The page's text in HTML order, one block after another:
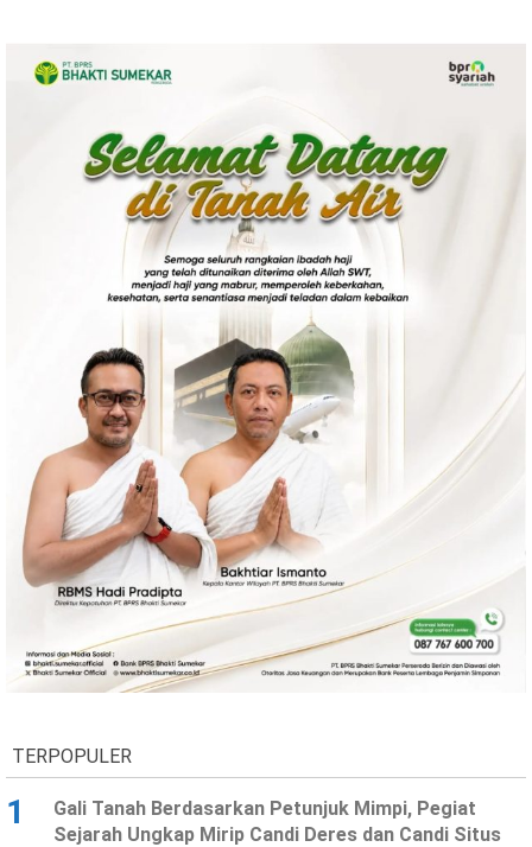
TERPOPULER
1
Gali Tanah Berdasarkan Petunjuk Mimpi, Pegiat
Sejarah Ungkap Mirip Candi Deres dan Candi Situs